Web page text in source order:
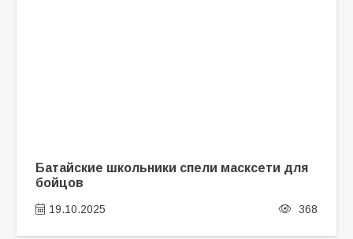
Батайские школьники спели масксети для
бойцов
19.10.2025 368